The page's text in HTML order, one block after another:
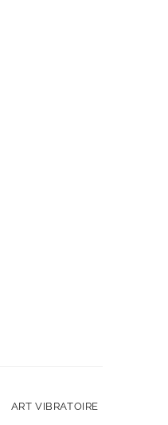
ART VIBRATOIRE